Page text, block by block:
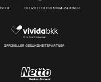
OFFIZIELLER PREMIUM-PARTNER
OFFIZIELLER GESUNDHEITSPARTNER